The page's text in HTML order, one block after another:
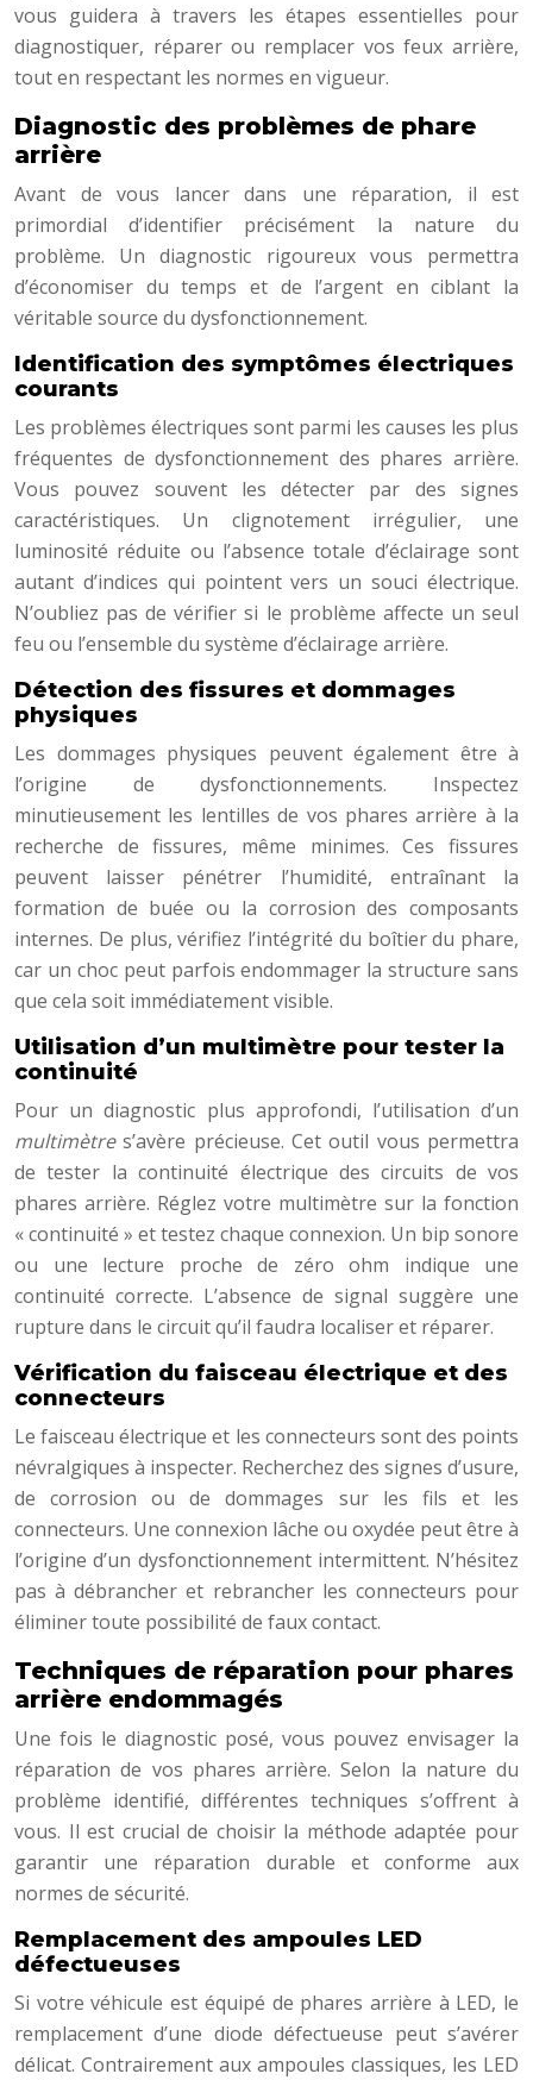
vous guidera à travers les étapes essentielles pour
diagnostiquer, réparer ou remplacer vos feux arrière,
tout en respectant les normes en vigueur.
Diagnostic des problèmes de phare
arrière
Avant de vous lancer dans une réparation, il est
primordial d’identifier précisément la nature du
problème. Un diagnostic rigoureux vous permettra
d’économiser du temps et de l’argent en ciblant la
véritable source du dysfonctionnement.
Identification des symptômes électriques
courants
Les problèmes électriques sont parmi les causes les plus
fréquentes de dysfonctionnement des phares arrière.
Vous pouvez souvent les détecter par des signes
caractéristiques. Un clignotement irrégulier, une
luminosité réduite ou l’absence totale d’éclairage sont
autant d’indices qui pointent vers un souci électrique.
N’oubliez pas de vérifier si le problème affecte un seul
feu ou l’ensemble du système d’éclairage arrière.
Détection des fissures et dommages
physiques
Les dommages physiques peuvent également être à
l’origine de dysfonctionnements. Inspectez
minutieusement les lentilles de vos phares arrière à la
recherche de fissures, même minimes. Ces fissures
peuvent laisser pénétrer l’humidité, entraînant la
formation de buée ou la corrosion des composants
internes. De plus, vérifiez l’intégrité du boîtier du phare,
car un choc peut parfois endommager la structure sans
que cela soit immédiatement visible.
Utilisation d’un multimètre pour tester la
continuité
Pour un diagnostic plus approfondi, l’utilisation d’un
multimètres’avère précieuse. Cet outil vous permettra
de tester la continuité électrique des circuits de vos
phares arrière. Réglez votre multimètre sur la fonction
« continuité » et testez chaque connexion. Un bip sonore
ou une lecture proche de zéro ohm indique une
continuité correcte. L’absence de signal suggère une
rupture dans le circuit qu’il faudra localiser et réparer.
Vérification du faisceau électrique et des
connecteurs
Le faisceau électrique et les connecteurs sont des points
névralgiques à inspecter. Recherchez des signes d’usure,
de corrosion ou de dommages sur les fils et les
connecteurs. Une connexion lâche ou oxydée peut être à
l’origine d’un dysfonctionnement intermittent. N’hésitez
pas à débrancher et rebrancher les connecteurs pour
éliminer toute possibilité de faux contact.
Techniques de réparation pour phares
arrière endommagés
Une fois le diagnostic posé, vous pouvez envisager la
réparation de vos phares arrière. Selon la nature du
problème identifié, différentes techniques s’offrent à
vous. Il est crucial de choisir la méthode adaptée pour
garantir une réparation durable et conforme aux
normes de sécurité.
Remplacement des ampoules LED
défectueuses
Si votre véhicule est équipé de phares arrière à LED, le
remplacement d’une diode défectueuse peut s’avérer
délicat. Contrairement aux ampoules classiques, les LED